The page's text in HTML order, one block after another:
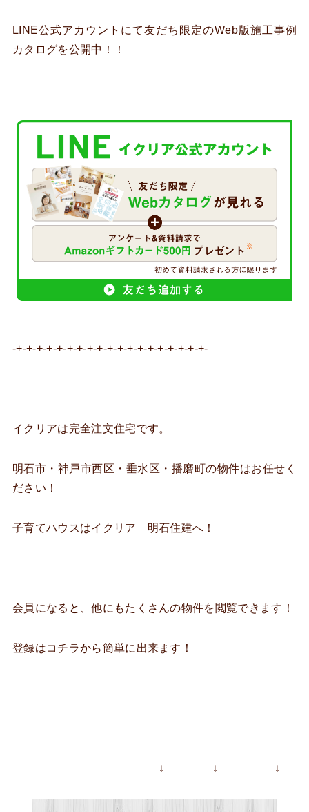
LINE公式アカウントにて友だち限定のWeb版施工事例
カタログを公開中！！
-+-+-+-+-+-+-+-+-+-+-+-+-+-+-+-+-+-+-+-
イクリアは完全注文住宅です。
明石市・神戸市西区・垂水区・播磨町の物件はお任せく
ださい！
子育てハウスはイクリア 明石住建へ！
会員になると、他にもたくさんの物件を閲覧できます！
登録はコチラから簡単に出来ます！
↓ ↓ ↓